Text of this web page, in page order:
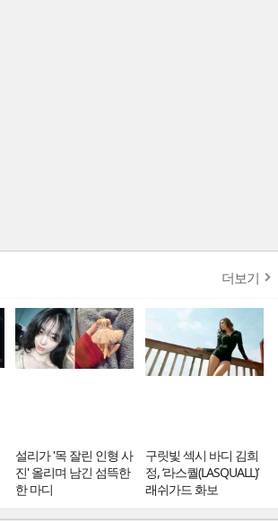
더보기
설리가 '목 잘린 인형 사
진' 올리며 남긴 섬뜩한
한 마디
구릿빛 섹시 바디 김희
정, ‘라스퀄(LASQUALL)’
래쉬가드 화보